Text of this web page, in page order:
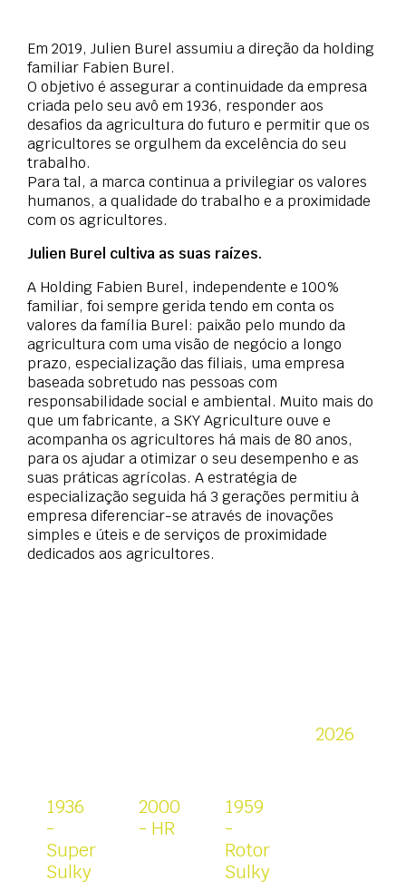
Em 2019, Julien Burel assumiu a direção da holding
familiar Fabien Burel.
O objetivo é assegurar a continuidade da empresa
criada pelo seu avô em 1936, responder aos
desafios da agricultura do futuro e permitir que os
agricultores se orgulhem da excelência do seu
trabalho.
Para tal, a marca continua a privilegiar os valores
humanos, a qualidade do trabalho e a proximidade
com os agricultores.
Julien Burel cultiva as suas raízes.
A Holding Fabien Burel, independente e 100%
familiar, foi sempre gerida tendo em conta os
valores da família Burel: paixão pelo mundo da
agricultura com uma visão de negócio a longo
prazo, especialização das filiais, uma empresa
baseada sobretudo nas pessoas com
responsabilidade social e ambiental. Muito mais do
que um fabricante, a SKY Agriculture ouve e
acompanha os agricultores há mais de 80 anos,
para os ajudar a otimizar o seu desempenho e as
suas práticas agrícolas. A estratégia de
especialização seguida há 3 gerações permitiu à
empresa diferenciar-se através de inovações
simples e úteis e de serviços de proximidade
dedicados aos agricultores.
1936
-
Super
Sulky
2000
- HR
000
1959
-
Rotor
Sulky
2026